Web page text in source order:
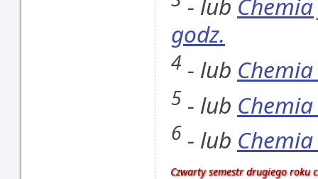
godz.
4 - lub
5 - lub
6 - lub
Czwarty semestr drugiego roku